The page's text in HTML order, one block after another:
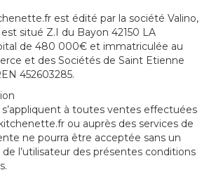
est édité par la société Valino,
situé Z.I du Bayon 42150 LA
de 480 000€ et immatriculée au
et des Sociétés de Saint Etienne
452603285.
s’appliquent à toutes ventes effectuées
ou auprès des services de
ne pourra être acceptée sans un
l’utilisateur des présentes conditions